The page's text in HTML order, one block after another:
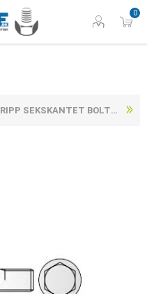
0
RIPP SEKSKANTET BOLT M/FLANGE & LÅSERIB ZINKFLAKE BEHANDLET (FLZN/TL 480H) HÆRDET STÅL KL. 100 M12X20 (100 STK)